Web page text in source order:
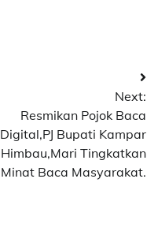
Next:
Resmikan Pojok Baca
Digital,PJ Bupati Kampar
Himbau,Mari Tingkatkan
Minat Baca Masyarakat.